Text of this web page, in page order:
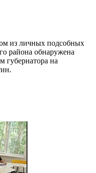
из личных подсобных
района обнаружена
губернатора на